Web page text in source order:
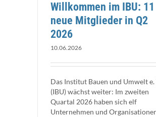
Willkommen im IBU: 11
neue Mitglieder in Q2
2026
10.06.2026
Das Institut Bauen und Umwelt e.
(IBU) wächst weiter: Im zweiten
Quartal 2026 haben sich elf
Unternehmen und